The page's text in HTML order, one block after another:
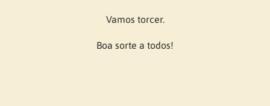
Vamos torcer.
Boa sorte a todos!